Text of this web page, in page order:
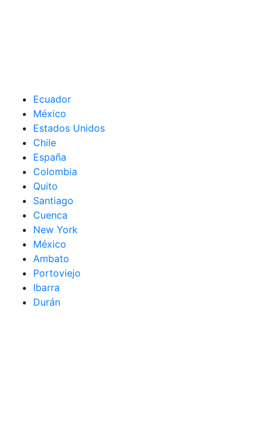
Ecuador
México
Estados Unidos
Chile
España
Colombia
Quito
Santiago
Cuenca
New York
México
Ambato
Portoviejo
Ibarra
Durán